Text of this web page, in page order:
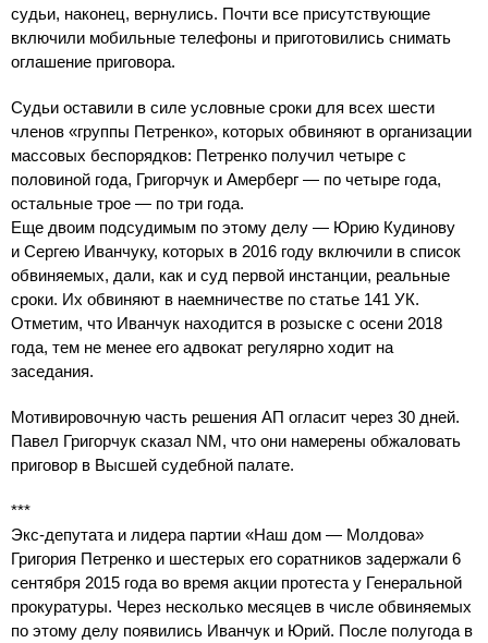
судьи, наконец, вернулись. Почти все присутствующие
включили мобильные телефоны и приготовились снимать
оглашение приговора.
Судьи оставили в силе условные сроки для всех шести
членов «группы Петренко», которых обвиняют в организации
массовых беспорядков: Петренко получил четыре с
половиной года, Григорчук и Амерберг — по четыре года,
остальные трое — по три года.
Еще двоим подсудимым по этому делу — Юрию Кудинову
и Сергею Иванчуку, которых в 2016 году включили в список
обвиняемых, дали, как и суд первой инстанции, реальные
сроки. Их обвиняют в наемничестве по статье 141 УК.
Отметим, что Иванчук находится в розыске с осени 2018
года, тем не менее его адвокат регулярно ходит на
заседания.
Мотивировочную часть решения АП огласит через 30 дней.
Павел Григорчук сказал NM, что они намерены обжаловать
приговор в Высшей судебной палате.
***
Экс-депутата и лидера партии «Наш дом — Молдова»
Григория Петренко и шестерых его соратников задержали 6
сентября 2015 года во время акции протеста у Генеральной
прокуратуры. Через несколько месяцев в числе обвиняемых
по этому делу появились Иванчук и Юрий. После полугода в